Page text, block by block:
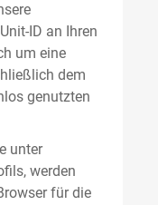
ID an Ihren
um eine
dem
genutzten
unter
werden
für die